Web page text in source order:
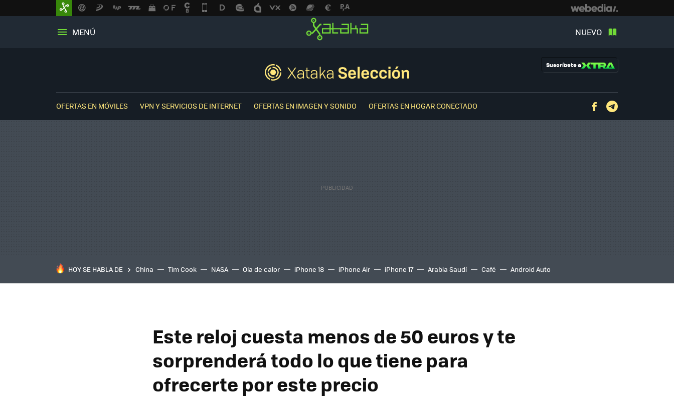
MENÚ NUEVO
Suscríbete a
OFERTAS EN MÓVILES VPN Y SERVICIOS DE INTERNET OFERTAS EN IMAGEN Y SONIDO OFERTAS EN HOGAR CONECTADO Facebook
HOY SE HABLA DE China Tim Cook NASA Ola de calor iPhone 18 iPhone Air iPhone 17 Arabia Saudí Café Android Auto
Este reloj cuesta menos de 50 euros y te
sorprenderá todo lo que tiene para
ofrecerte por este precio